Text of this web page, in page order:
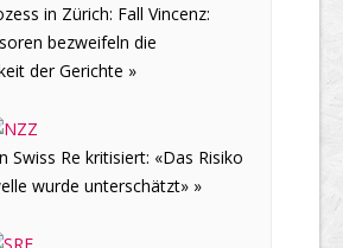
in Zürich: Fall Vincenz:
bezweifeln die
der Gerichte »
Swiss Re kritisiert: «Das Risiko
wurde unterschätzt» »